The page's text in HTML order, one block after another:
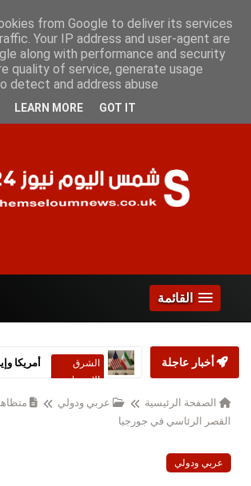
الخميس 6 أغسطس 2026
الصفحات
القائمة
أخبار عاجلة
الشرق
الاوسط
الصفحة الرئيسية عربي ودولي
القصر الرئاسي في جورجيا
عربي ودولي
from Google to deliver its services
Your IP address and user-agent are
along with performance and security
quality of service, generate usage
detect and address abuse.
LEARN MORE GOT IT